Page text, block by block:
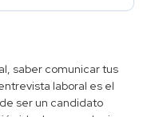
saber comunicar tus
laboral es el
ser un candidato